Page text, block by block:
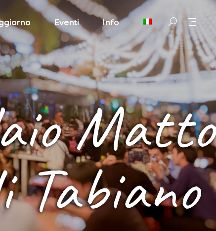
Eventi Info
Matto
Tabiano